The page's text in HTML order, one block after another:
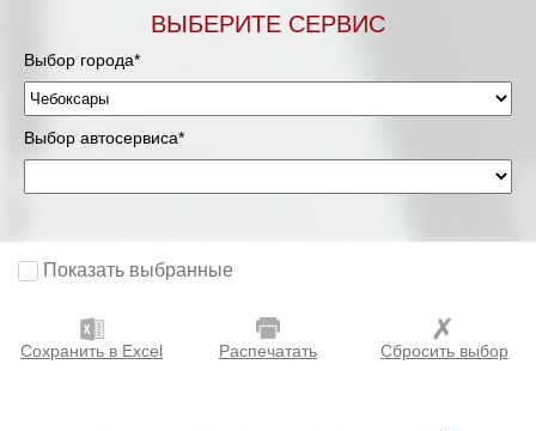
ВЫБЕРИТЕ СЕРВИС
Выбор города*
Выбор автосервиса*
Показать выбранные
Сохранить в Excel Распечатать Сбросить выбор